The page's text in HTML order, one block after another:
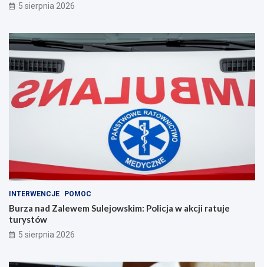
5 sierpnia 2026
INTERWENCJE POMOC
Burza nad Zalewem Sulejowskim: Policja w akcji ratuje
turystów
5 sierpnia 2026